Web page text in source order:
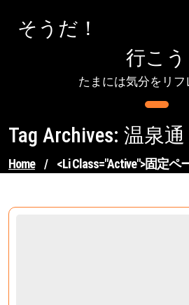
content
そうだ！
行こう
たまには気分をリフ
Tag Archives: 温泉通
Home / <li Class="active">固定ペ